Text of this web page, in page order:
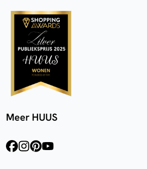
Meer HUUS
facebookinstagram
pinterest
youtube